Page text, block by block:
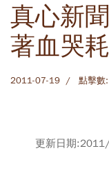
真心新
著血哭
2011-07-19 點擊
更新日期